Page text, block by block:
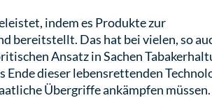
indem es Produkte zur
bereitstellt. Das hat bei vielen, so
Ansatz in Sachen
dieser lebensrettenden
Übergriffe ankämpfen müssen.